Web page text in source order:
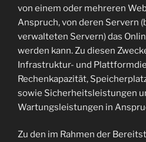
von einem oder mehreren
Anspruch, von deren Servern
verwalteten Servern) das
werden kann. Zu diesen
Infrastruktur- und
Rechenkapazität,
sowie Sicherheitsleistungen
Wartungsleistungen in
Zu den im Rahmen der